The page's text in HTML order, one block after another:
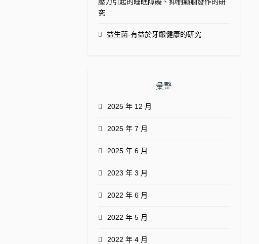
究
益生菌-有益於牙齦健康的研究
彙整
2025 年 12 月
2025 年 7 月
2025 年 6 月
2023 年 3 月
2022 年 6 月
2022 年 5 月
2022 年 4 月